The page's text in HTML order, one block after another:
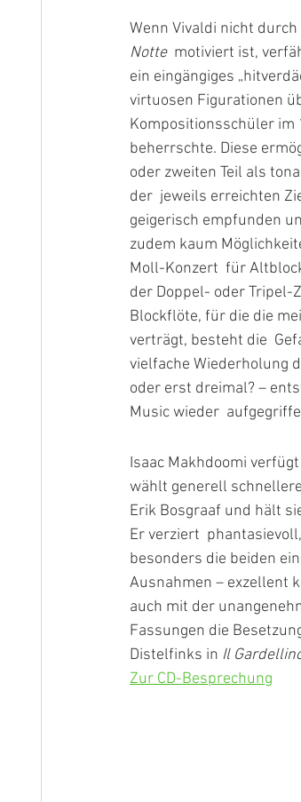
Wenn Vivaldi nicht
Notte
motiviert ist,
ein eingängiges
virtuosen Figurationen
Kompositionsschüler im
beherrschte. Diese
oder zweiten Teil als
der  jeweils erreichten
geigerisch empfunden
zudem kaum
Moll-Konzert  für
der Doppel- oder Tripel-
Blockflöte, für die die
verträgt, besteht die
vielfache Wiederholung
oder erst dreimal? –
Music wieder
Isaac Makhdoomi
wählt generell
Erik Bosgraaf und hält
Er verziert
besonders die beiden
Ausnahmen – exzellent
auch mit der
Fassungen die
Distelfinks in Il
Zur CD-Besprechung